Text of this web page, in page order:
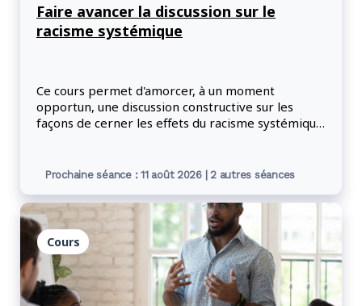
Faire avancer la discussion sur le
racisme systémique
Ce cours permet d'amorcer, à un moment
opportun, une discussion constructive sur les
façons de cerner les effets du racisme systémique
difficultés liées à la discrimination et apprendront
apporter des changements significatifs dans la
fonction publique fédérale.
Prochaine séance : 11 août 2026 | 2 autres séances
Cours